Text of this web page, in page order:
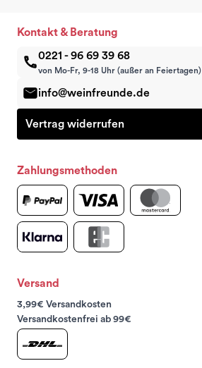
Kontakt & Beratung
0221 - 96 69 39 68
von Mo-Fr, 9-18 Uhr (außer an Feiertagen)
info@weinfreunde.de
Vertrag widerrufen
Zahlungsmethoden
Versand
3,99€ Versandkosten
Versandkostenfrei ab 99€